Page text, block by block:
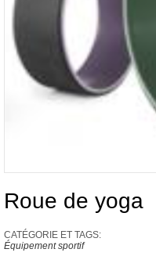
Roue de yoga
CATÉGORIE ET ​​TAGS:
Équipement sportif